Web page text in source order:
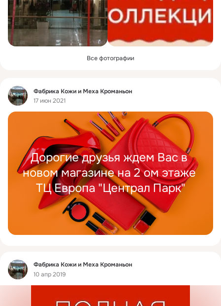
Все фотографии
Фид
Фабрика Кожи и Меха Кроманьон
17 июн 2021
Дорогие друзья ждем Вас в
новом магазине на 2 ом этаже
ТЦ Европа "Централ Парк"
Фид
Фабрика Кожи и Меха Кроманьон
10 апр 2019